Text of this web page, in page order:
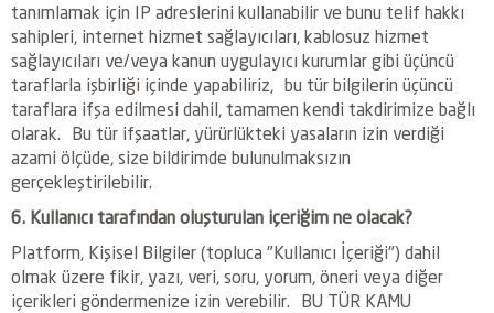
tanımlamak için IP adreslerini kullanabilir ve bunu telif hakkı
sahipleri, internet hizmet sağlayıcıları, kablosuz hizmet
sağlayıcıları ve/veya kanun uygulayıcı kurumlar gibi üçüncü
taraflarla işbirliği içinde yapabiliriz, bu tür bilgilerin üçüncü
taraflara ifşa edilmesi dahil, tamamen kendi takdirimize bağlı
olarak. Bu tür ifşaatlar, yürürlükteki yasaların izin verdiği
azami ölçüde, size bildirimde bulunulmaksızın
gerçekleştirilebilir.
6. Kullanıcı tarafından oluşturulan içeriğim ne olacak?
Platform, Kişisel Bilgiler (topluca "Kullanıcı İçeriği") dahil
olmak üzere fikir, yazı, veri, soru, yorum, öneri veya diğer
içerikleri göndermenize izin verebilir. BU TÜR KAMU